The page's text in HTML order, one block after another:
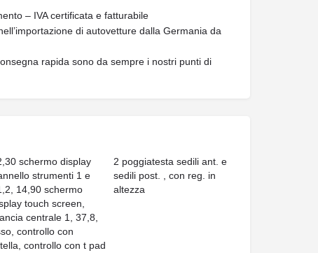
– IVA certificata e fatturabile
di autovetture dalla Germania da
rapida sono da sempre i nostri punti di
schermo display
strumenti 1 e
14,90 schermo
touch screen,
centrale 1, 37,8,
controllo con
controllo con t pad
2 poggiatesta sedili ant. e
sedili post. , con reg. in
altezza